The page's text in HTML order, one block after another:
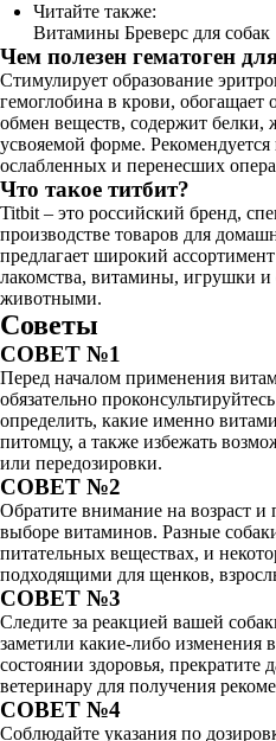
Читайте также:
Витамины Бреверс для собак
Чем полезен гематоген
Стимулирует образование
гемоглобина в крови, обогащает
обмен веществ, содержит белки,
усвояемой форме.
ослабленных и перенесших
Что такое титбит?
Titbit – это российский бренд,
производстве товаров для
предлагает широкий
лакомства, витамины, игрушки и
животными.
Советы
СОВЕТ №1
Перед началом применения
обязательно
определить, какие именно
питомцу, а также избежать
или передозировки.
СОВЕТ №2
Обратите внимание на возраст
выборе витаминов. Разные
питательных веществах, и
подходящими для щенков,
СОВЕТ №3
Следите за реакцией вашей
заметили какие-либо изменения
состоянии здоровья, прекратите
ветеринару для получения
СОВЕТ №4
Соблюдайте указания по